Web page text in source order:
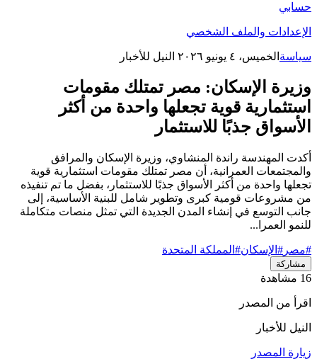
حسابي
الإعدادات والملف الشخصي
سياسة الخميس، ٤ يونيو ٢٠٢٦ النيل للأخبار
وزيرة الإسكان: مصر تمتلك مقومات
استثمارية قوية تجعلها واحدة من أكثر
الأسواق جذبًا للاستثمار
أكدت المهندسة راندة المنشاوي، وزيرة الإسكان والمرافق
والمجتمعات العمرانية، أن مصر تمتلك مقومات استثمارية قوية
تجعلها واحدة من أكثر الأسواق جذبًا للاستثمار، بفضل ما تم تنفيذه
من مشروعات قومية كبرى وتطوير شامل للبنية الأساسية، إلى
جانب التوسع في إنشاء المدن الجديدة التي تمثل منصات متكاملة
للنمو العمرا...
#مصر #الإسكان#المملكة المتحدة
مشاركة
16 مشاهدة
اقرأ من المصدر
النيل للأخبار
زيارة المصدر